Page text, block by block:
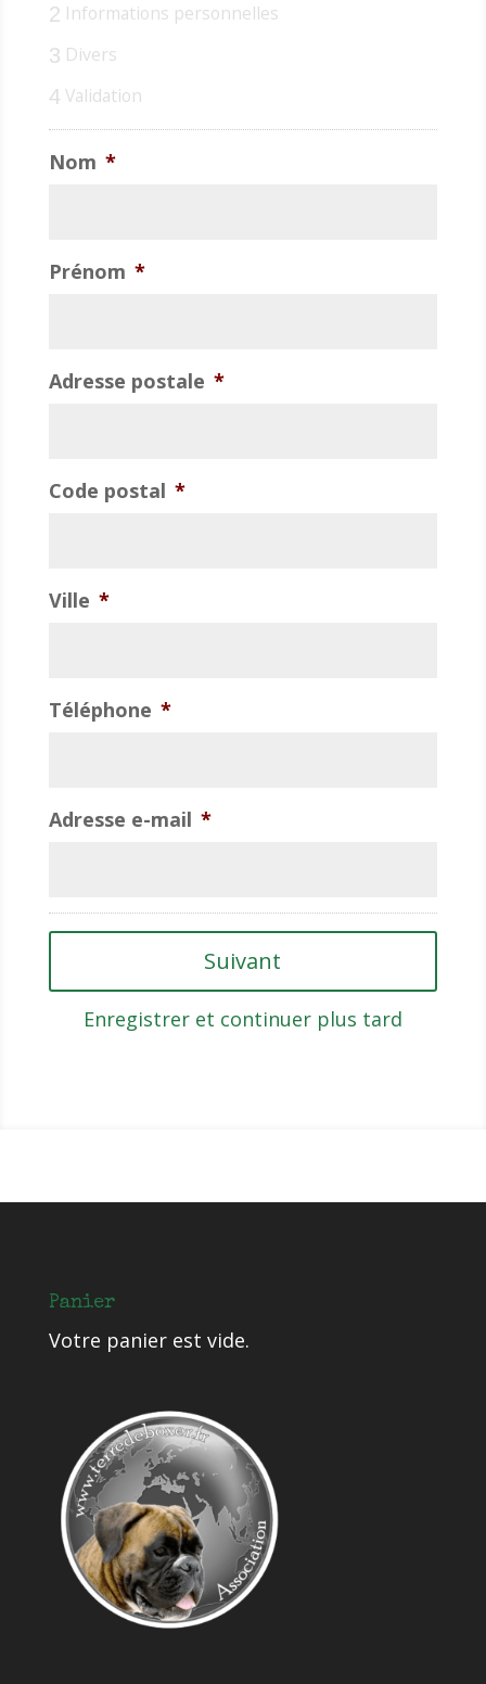
2 Informations personnelles
3 Divers
4 Validation
Nom *
Prénom *
Adresse postale *
Code postal *
Ville *
Téléphone *
Adresse e-mail *
Enregistrer et continuer plus tard
Panier
Votre panier est vide.